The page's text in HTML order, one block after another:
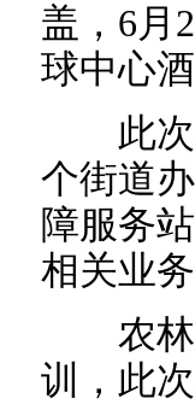
盖，6月
球中心
此次
个街道
障服务
相关业
农林
训，此